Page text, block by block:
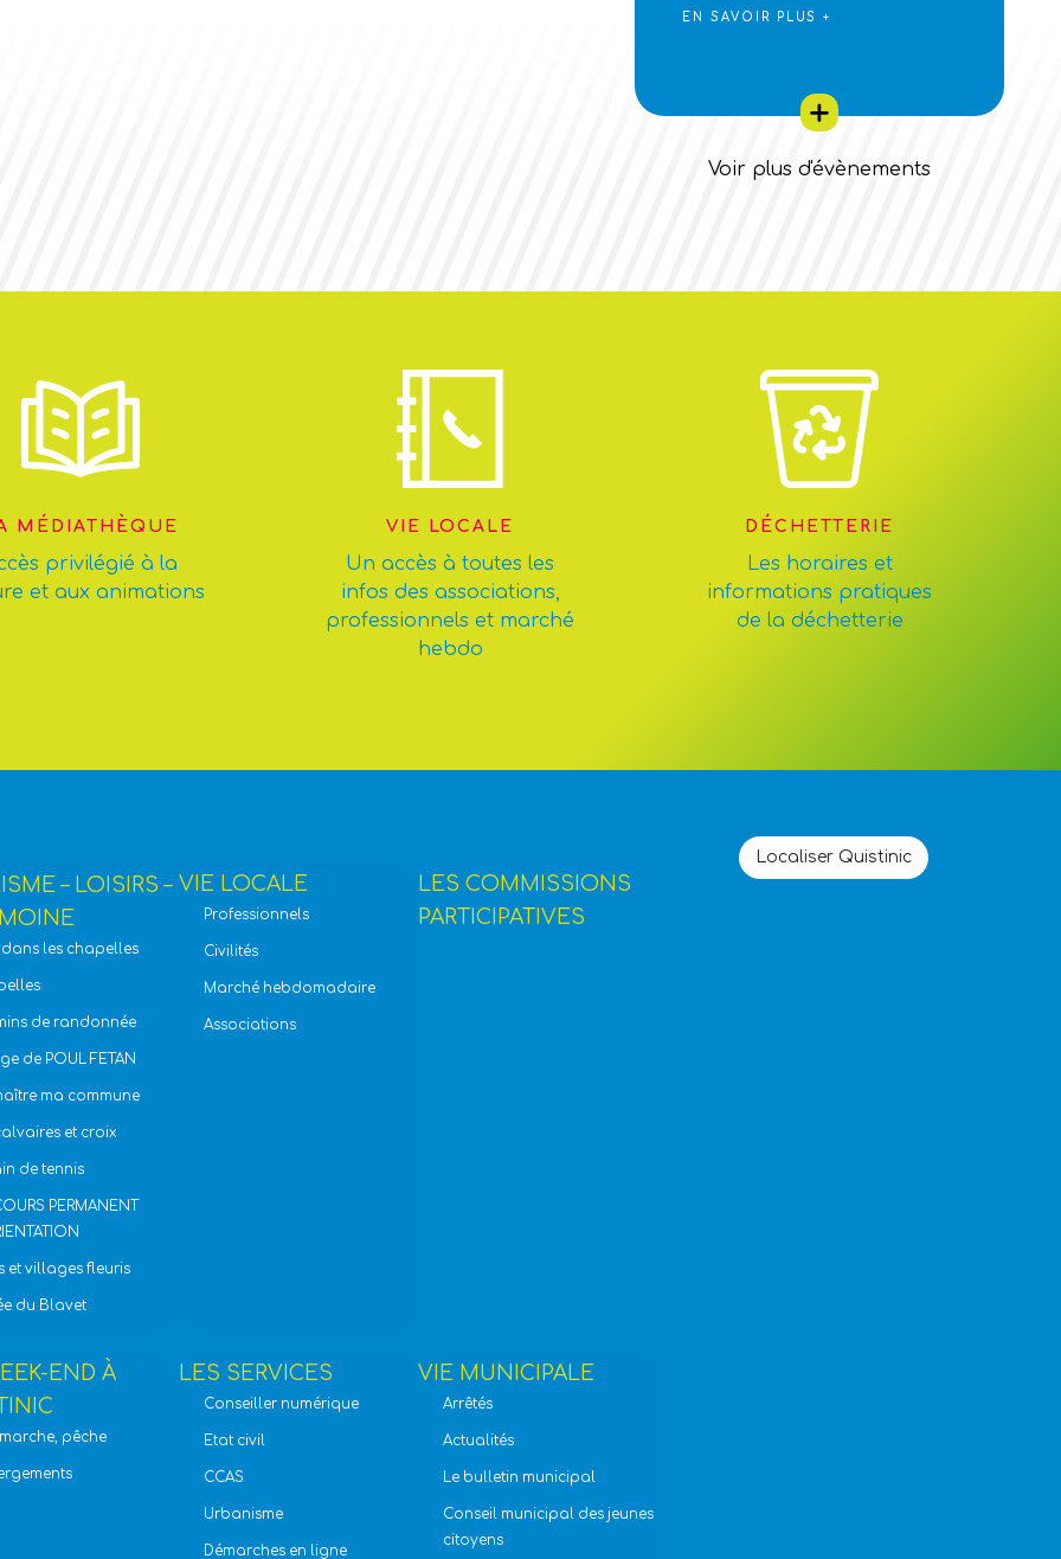
EN SAVOIR PLUS +
Voir plus d'évènements
MÉDIATHÈQUE
privilégié à la
et aux animations
VIE LOCALE
Un accès à toutes les
infos des associations,
professionnels et marché
hebdo
DÉCHETTERIE
Les horaires et
informations pratiques
de la déchetterie
– LOISIRS –
dans les chapelles
de randonnée
de POUL FETAN
ma commune
et croix
de tennis
PERMANENT
et villages fleuris
du Blavet
VIE LOCALE
Professionnels
Civilités
Marché hebdomadaire
Associations
LES COMMISSIONS
PARTICIPATIVES
END À
marche, pêche
LES SERVICES
Conseiller numérique
Etat civil
CCAS
Urbanisme
Démarches en ligne
VIE MUNICIPALE
Arrêtés
Actualités
Le bulletin municipal
Conseil municipal des jeunes
citoyens
Localiser Quistinic